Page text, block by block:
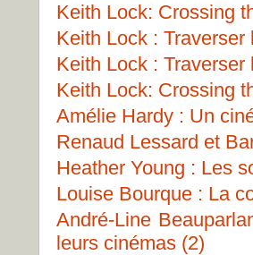
Keith Lock: Crossing
Keith Lock :
Keith Lock :
Keith Lock: Crossing
Amélie Hardy : Un
Renaud Lessard et
Heather Young : Les
Louise Bourque : La
André-Line
leurs cinémas (2)